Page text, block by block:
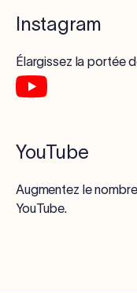
Instagram
Élargissez la portée
YouTube
Augmentez le
YouTube.